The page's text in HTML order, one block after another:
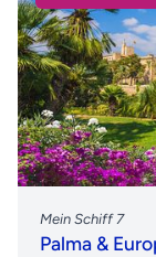
Mein Schiff 7
Palma &